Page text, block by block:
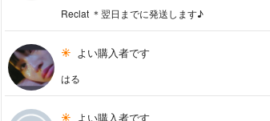
Reclat ＊翌日までに発送します♪
よい購入者です
はる
よい購入者です